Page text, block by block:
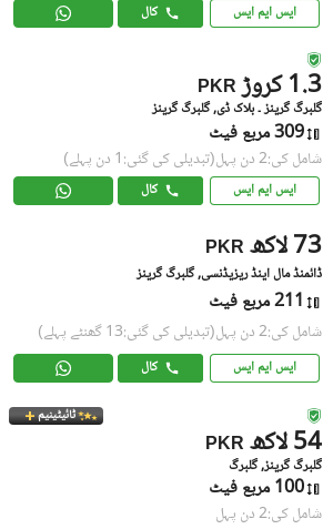
ایس ایم ایس کال
PKR 1.3 کروڑ
گلبرگ گرینز ۔ بلاک ڈی, گلبرگ گرینز
309 مربع فیٹ
شامل کی:2 دن پہل (تبدیلی کی گئی:1 دن پہلے)
ایس ایم ایس کال
PKR 73 لاکھ
ڈائمنڈ مال اینڈ ریزیڈنسی, گلبرگ گرینز
211 مربع فیٹ
شامل کی:2 دن پہل (تبدیلی کی گئی:13 گھنٹے پہلے)
ایس ایم ایس کال
ٹائیٹینیم
PKR 54 لاکھ
گلبرگ گرینز, گلبرگ
100 مربع فیٹ
شامل کی:2 دن پہل